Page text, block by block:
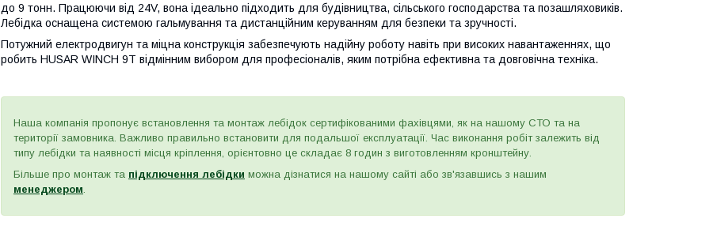
до 9 тонн. Працюючи від 24V, вона ідеально підходить для будівництва, сільського господарства та позашляховиків.
Лебідка оснащена системою гальмування та дистанційним керуванням для безпеки та зручності.
Потужний електродвигун та міцна конструкція забезпечують надійну роботу навіть при високих навантаженнях, що
робить HUSAR WINCH 9T відмінним вибором для професіоналів, яким потрібна ефективна та довговічна техніка.
Наша компанія пропонує встановлення та монтаж лебідок сертифікованими фахівцями, як на нашому СТО та на
території замовника. Важливо правильно встановити для подальшої експлуатації. Час виконання робіт залежить від
типу лебідки та наявності місця кріплення, орієнтовно це складає 8 годин з виготовленням кронштейну.
Більше про монтаж та підключення лебідки можна дізнатися на нашому сайті або зв'язавшись з нашим
менеджером